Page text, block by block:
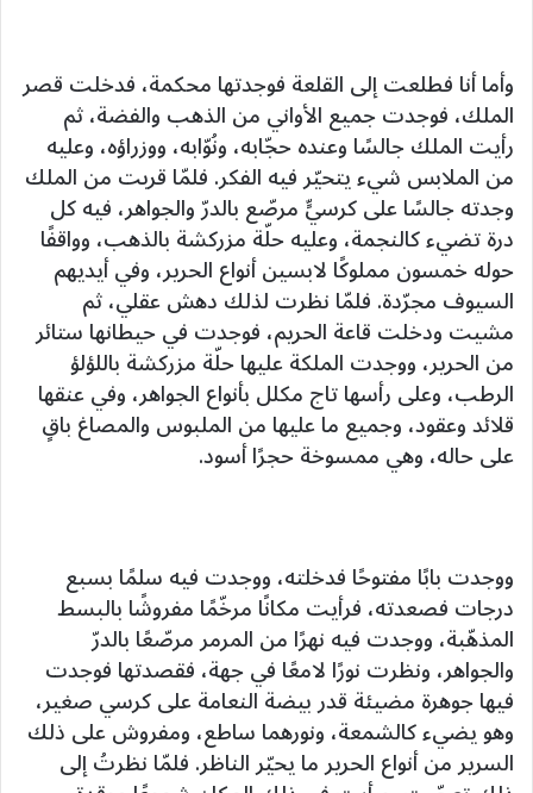
وأما أنا فطلعت إلى القلعة فوجدتها محكمة، فدخلت قصر
الملك، فوجدت جميع الأواني من الذهب والفضة، ثم
رأيت الملك جالسًا وعنده حجّابه، ونُوّابه، ووزراؤه، وعليه
من الملابس شيء يتحيّر فيه الفكر. فلمّا قربت من الملك
وجدته جالسًا على كرسيٍّ مرصّع بالدرّ والجواهر، فيه كل
درة تضيء كالنجمة، وعليه حلّة مزركشة بالذهب، وواقفًا
حوله خمسون مملوكًا لابسين أنواع الحرير، وفي أيديهم
السيوف مجرّدة. فلمّا نظرت لذلك دهش عقلي، ثم
مشيت ودخلت قاعة الحريم، فوجدت في حيطانها ستائر
من الحرير، ووجدت الملكة عليها حلّة مزركشة باللؤلؤ
الرطب، وعلى رأسها تاج مكلل بأنواع الجواهر، وفي عنقها
قلائد وعقود، وجميع ما عليها من الملبوس والمصاغ باقٍ
على حاله، وهي ممسوخة حجرًا أسود.
ووجدت بابًا مفتوحًا فدخلته، ووجدت فيه سلمًا بسبع
درجات فصعدته، فرأيت مكانًا مرخّمًا مفروشًا بالبسط
المذهّبة، ووجدت فيه نهرًا من المرمر مرصّعًا بالدرّ
والجواهر، ونظرت نورًا لامعًا في جهة، فقصدتها فوجدت
فيها جوهرة مضيئة قدر بيضة النعامة على كرسي صغير،
وهو يضيء كالشمعة، ونورهما ساطع، ومفروش على ذلك
السرير من أنواع الحرير ما يحيّر الناظر. فلمّا نظرتُ إلى